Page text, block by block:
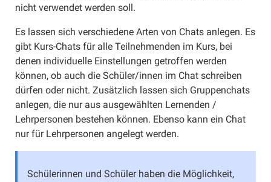
nicht verwendet werden soll.
Es lassen sich verschiedene Arten von Chats anlegen. Es
gibt Kurs-Chats für alle Teilnehmenden im Kurs, bei
denen individuelle Einstellungen getroffen werden
können, ob auch die Schüler/innen im Chat schreiben
dürfen oder nicht. Zusätzlich lassen sich Gruppenchats
anlegen, die nur aus ausgewählten Lernenden /
Lehrpersonen bestehen können. Ebenso kann ein Chat
nur für Lehrpersonen angelegt werden.
Schülerinnen und Schüler haben die Möglichkeit,
Konto löschen
Kurse
Kurse erstellen
Kurse archivieren
Kurse gemeinsam unterrichten
Kurse übergeben
Schüler/innen anlegen
Schüler/innen einladen